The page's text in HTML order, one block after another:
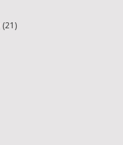
(21)